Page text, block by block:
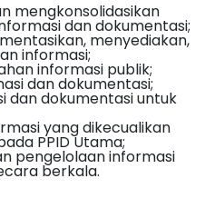
mengkonsolidasikan
dan dokumentasi;
menyediakan,
informasi;
informasi publik;
dan dokumentasi;
dan dokumentasi untuk
yang dikecualikan
PPID Utama;
pengelolaan informasi
berkala.